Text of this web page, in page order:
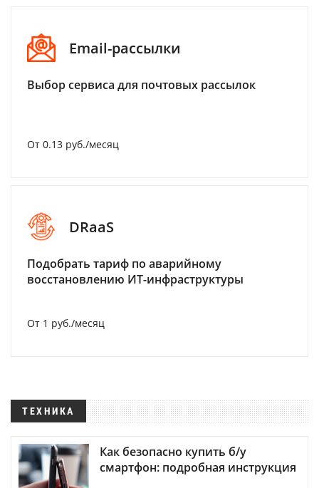
Email-рассылки
Выбор сервиса для почтовых рассылок
От 0.13 руб./месяц
DRaaS
Подобрать тариф по аварийному
восстановлению ИТ-инфраструктуры
От 1 руб./месяц
ТЕХНИКА
Как безопасно купить б/у
смартфон: подробная инструкция